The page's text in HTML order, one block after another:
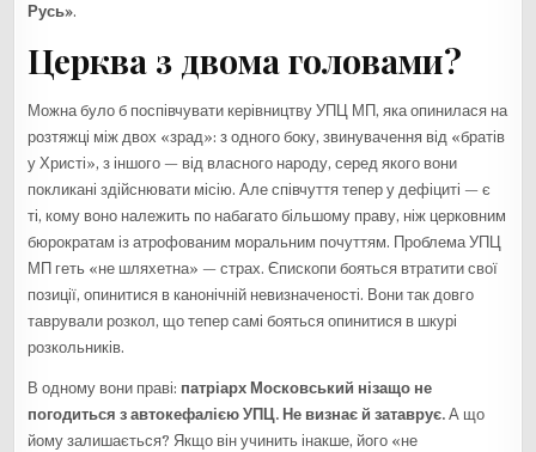
Русь».
Церква з двома головами?
Можна було б поспівчувати керівництву УПЦ МП, яка опинилася на
розтяжці між двох «зрад»: з одного боку, звинувачення від «братів
у Христі», з іншого — від власного народу, серед якого вони
покликані здійснювати місію. Але співчуття тепер у дефіциті — є
ті, кому воно належить по набагато більшому праву, ніж церковним
бюрократам із атрофованим моральним почуттям. Проблема УПЦ
МП геть «не шляхетна» — страх. Єпископи бояться втратити свої
позиції, опинитися в канонічній невизначеності. Вони так довго
таврували розкол, що тепер самі бояться опинитися в шкурі
розкольників.
В одному вони праві: патріарх Московський нізащо не
погодиться з автокефалією УПЦ. Не визнає й затаврує.А що
йому залишається? Якщо він учинить інакше, його «не